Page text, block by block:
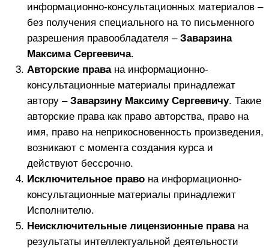
частью настоящей Оферты – Регламент участия.
Раздел 10. РЕКВИЗИТЫ ИСПОЛНИТЕЛЯ:
ИП Заварзин Максим Сергеевич
Удмуртская, г Ижевск,
проезд Квартальный, д 82, кв 16
Банковские реквизиты:
Расчетный счет 40802810200001630023,
Банк АО "ТИНЬКОФФ БАНК",
Корреспондентский счет банка 30101810145250000974
Юридический адрес банка: Москва, 123060, 1-й
mzavarzin2002@gmail.com
Приложение № 1
информационных услуг